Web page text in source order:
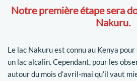
Notre première étape sera
Nakuru.
Le lac Nakuru est connu au Kenya pour
un lac alcalin. Cependant, pour les
autour du mois d’avril-mai qu’il vaut